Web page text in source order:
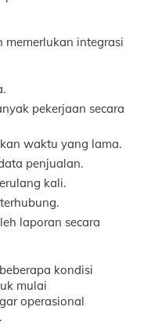
memerlukan integrasi
pekerjaan secara
waktu yang lama.
penjualan.
kali.
laporan secara
kondisi
mulai
operasional